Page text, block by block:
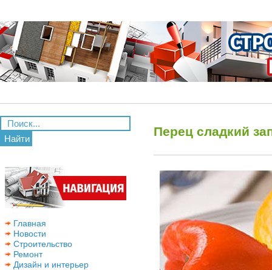
Найти
Главная
Новости
Строительство
Ремонт
Дизайн и интерьер
Перец сладкий